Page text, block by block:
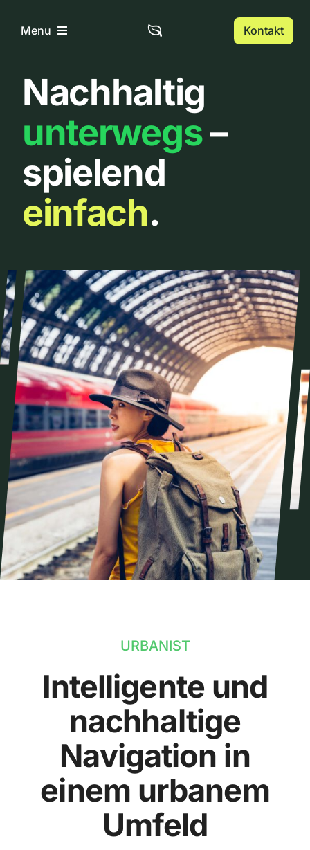
InhaltMenu
Home
Über uns
Urbanlist
Kontakt
Nachhaltig
unterwegs–
spielend
einfach.
URBANIST
Intelligente und
nachhaltige
Navigation in
einem urbanem
Umfeld